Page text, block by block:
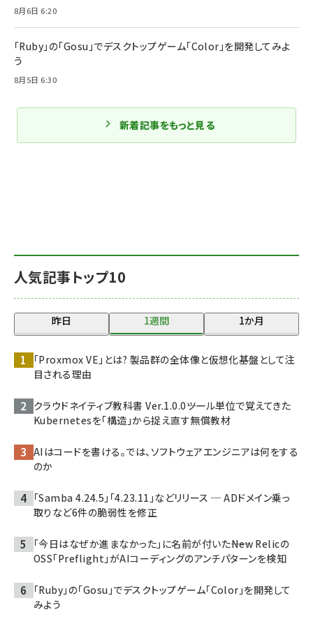
人気記事トップ10
昨日 1週間 1か月
「Proxmox VE」とは? 製品群の全体像と仮想化基盤として注
目される理由
クラウドネイティブ教科書 Ver.1.0.0――ツール単位で覚えてきた
Kubernetesを「構造」から捉え直す無償教材
AIはコードを書ける。では、ソフトウェアエンジニアは何をする
のか
「Samba 4.24.5」「4.23.11」などリリース ─ ADドメイン乗っ
取りなど6件の脆弱性を修正
「今日はなぜか進まなかった」に名前が付いた――New Relicの
OSS「Preflight」がAIコーディングのアンチパターンを検知
「Ruby」の「Gosu」でデスクトップゲーム「Color」を開発して
みよう
8月6日 6:20
「Ruby」の「Gosu」でデスクトップゲーム「Color」を開発してみよ
う
8月5日 6:30
新着記事をもっと見る